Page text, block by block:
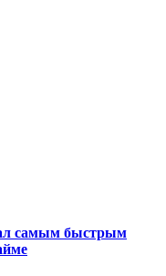
самым быстрым